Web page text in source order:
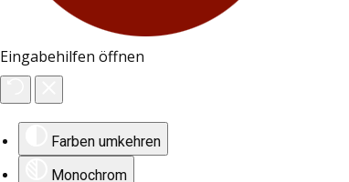
Eingabehilfen öffnen
Farben umkehren
Monochrom